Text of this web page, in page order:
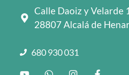
Calle Daoiz y Velarde
28807 Alcalá de
680 930 031